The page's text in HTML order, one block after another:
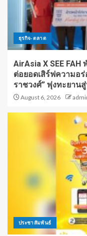
ธุรกิจ-ตลาด
AirAsia X SEE
ต่อยอดเสิร์ฟความอ
ราชวงศ์” พุ่งทะยาน
August 6, 2026
ประชาสัมพันธ์